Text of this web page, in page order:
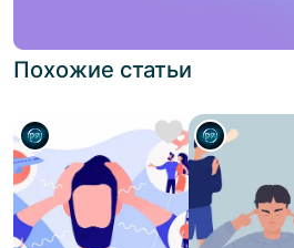
Похожие статьи